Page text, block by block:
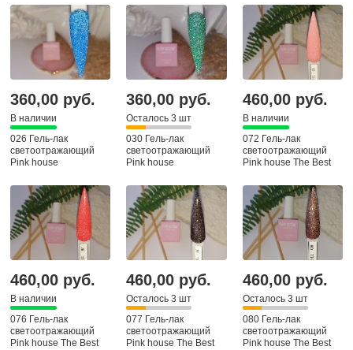
360,00 руб.
В наличии
026 Гель-лак
светоотражающий
Pink house
360,00 руб.
Осталось 3 шт
030 Гель-лак
светоотражающий
Pink house
460,00 руб.
В наличии
072 Гель-лак
светоотражающий
Pink house The Best
460,00 руб.
В наличии
076 Гель-лак
светоотражающий
Pink house The Best
460,00 руб.
Осталось 3 шт
077 Гель-лак
светоотражающий
Pink house The Best
460,00 руб.
Осталось 3 шт
080 Гель-лак
светоотражающий
Pink house The Best